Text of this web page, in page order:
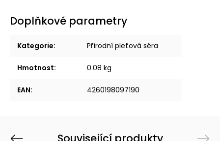
Doplňkové parametry
Kategorie: Přírodní pleťová séra
Hmotnost: 0.08 kg
EAN: 4260198097190
Související produkty